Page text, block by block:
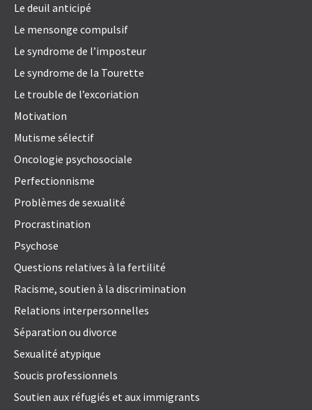
Le deuil anticipé
Le mensonge compulsif
Le syndrome de l’imposteur
Le syndrome de la Tourette
Le trouble de l’excoriation
Motivation
Mutisme sélectif
Oncologie psychosociale
Perfectionnisme
Problèmes de sexualité
Procrastination
Psychose
Questions relatives à la fertilité
Racisme, soutien à la discrimination
Relations interpersonnelles
Séparation ou divorce
Sexualité atypique
Soucis professionnels
Soutien aux réfugiés et aux immigrants